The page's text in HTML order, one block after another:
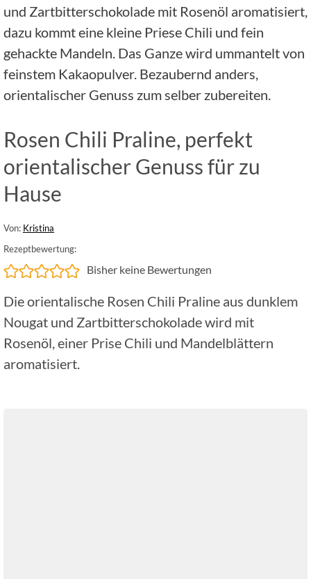
und Zartbitterschokolade mit Rosenöl aromatisiert,
dazu kommt eine kleine Priese Chili und fein
gehackte Mandeln. Das Ganze wird ummantelt von
feinstem Kakaopulver. Bezaubernd anders,
orientalischer Genuss zum selber zubereiten.
Rosen Chili Praline, perfekt
orientalischer Genuss für zu
Hause
Von: Kristina
Rezeptbewertung:
Bisher keine Bewertungen
Die orientalische Rosen Chili Praline aus dunklem
Nougat und Zartbitterschokolade wird mit
Rosenöl, einer Prise Chili und Mandelblättern
aromatisiert.